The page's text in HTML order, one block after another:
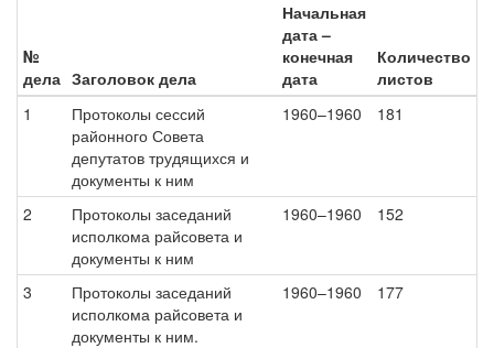
№
дела Заголовок дела
Начальная
дата –
конечная
дата
Количество
листов
1
Протоколы сессий
районного Совета
депутатов трудящихся и
документы к ним
1960–1960 181
2
Протоколы заседаний
исполкома райсовета и
документы к ним
1960–1960 152
3
Протоколы заседаний
исполкома райсовета и
документы к ним.
1960–1960 177